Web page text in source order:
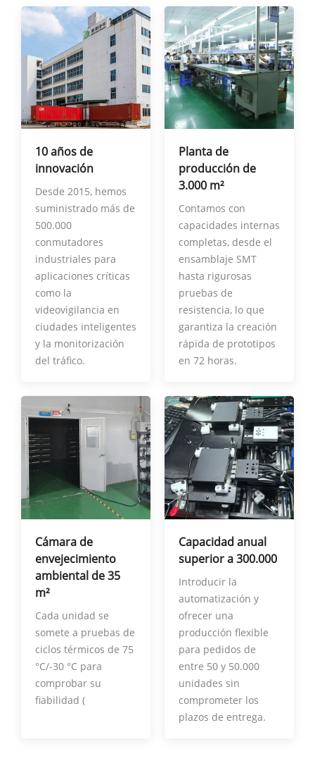
10 años de
innovación
Desde 2015, hemos
suministrado más de
500.000
conmutadores
industriales para
aplicaciones críticas
como la
videovigilancia en
ciudades inteligentes
y la monitorización
del tráfico.
Planta de
producción de
3.000 m²
Contamos con
capacidades internas
completas, desde el
ensamblaje SMT
hasta rigurosas
pruebas de
resistencia, lo que
garantiza la creación
rápida de prototipos
en 72 horas.
Cámara de
envejecimiento
ambiental de 35
m²
Cada unidad se
somete a pruebas de
ciclos térmicos de 75
°C/-30 °C para
comprobar su
fiabilidad (
Capacidad anual
superior a 300.000
Introducir la
automatización y
ofrecer una
producción flexible
para pedidos de
entre 50 y 50.000
unidades sin
comprometer los
plazos de entrega.